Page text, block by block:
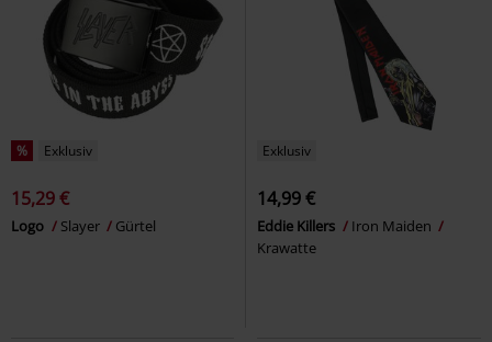
% Exklusiv
15,29 €
Logo Slayer Gürtel
Exklusiv
14,99 €
Eddie Killers
Iron Maiden
Krawatte